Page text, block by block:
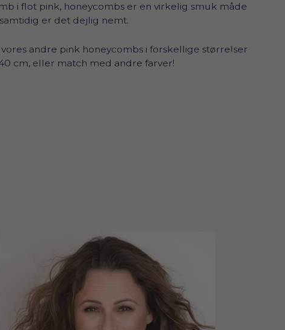
i flot pink, honeycombs er en virkelig smuk måde
er det dejlig nemt.
andre pink honeycombs i forskellige størrelser
cm, eller match med andre farver!